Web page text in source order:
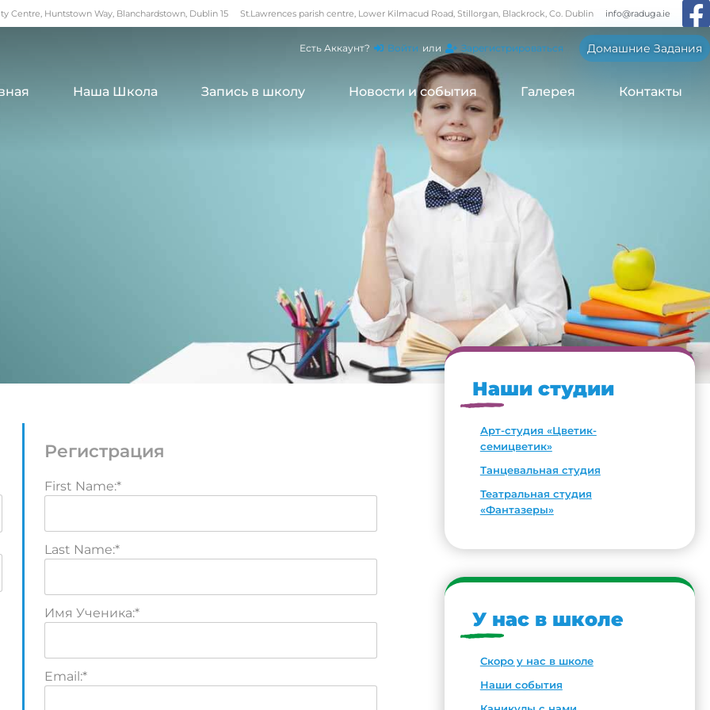
Centre, Huntstown Way, Blanchardstown, Dublin 15 St.Lawrences parish centre, Lower Kilmacud Road, Stillorgan, Blackrock, Co. Dublin info@raduga.ie
Есть Аккаунт? Войти или Зарегистрироваться Домашние Задания
Наша Школа Запись в школу Новости и события Галерея Контакты
Регистрация
First Name:*
Last Name:*
Имя Ученика:*
Email:*
Наши студии
Арт-студия «Цветик-
семицветик»
Танцевальная студия
Театральная студия
«Фантазеры»
У нас в школе
Скоро у нас в школе
Наши события